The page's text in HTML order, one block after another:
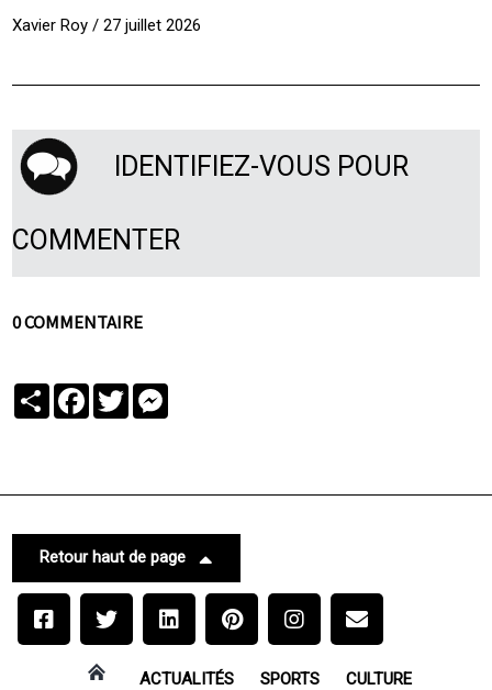
Xavier Roy / 27 juillet 2026
IDENTIFIEZ-VOUS POUR
COMMENTER
0 COMMENTAIRE
PartagerFacebook
Twitter
Retour haut de page
ACTUALITÉS SPORTS CULTURE